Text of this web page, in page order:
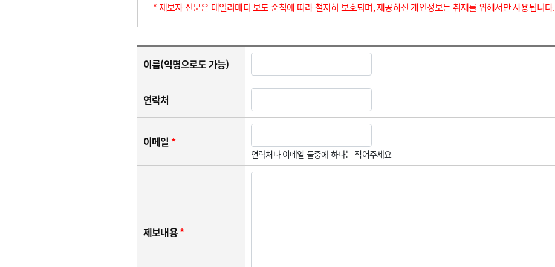
* 제보자 신분은 데일리메디 보도 준칙에 따라 철저히 보호되며, 제공하신 개인정보는 취재를 위해서만 사용됩니다.
이름(익명으로도 가능)
연락처
이메일 *
연락처나 이메일 둘중에 하나는 적어주세요
제보내용*